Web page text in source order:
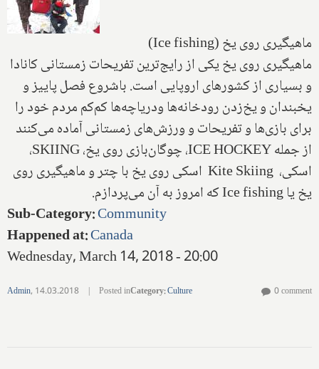
ماهیگیری روی یخ (Ice fishing)
ماهیگیری روی یخ یکی از رایج‌ترین تفریحات زمستانی کانادا
و بسیاری از کشورهای اروپایی است. باشروع فصل پاییز و
یخبندان و یخ‌زدن رودخانه‌ها ودریاچه‌ها کم‌کم مردم خود را
برای بازی‌ها و تفریحات و ورزش‌های زمستانی آماده می‌کنند
از جمله ICE HOCKEY، چوگان‌بازی روی یخ، SKIING،
اسکی، Kite Skiing اسکی روی یخ با چتر و ماهیگیری روی
یخ یا Ice fishing که امروز به آن می‌پردازم.
Sub-Category:Community
Happened at:Canada
Wednesday, March 14, 2018 - 20:00
Admin, 14.03.2018 | Posted inCategory:Culture 0 comment